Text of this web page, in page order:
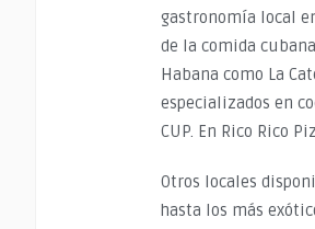
gastronomía local
de la comida
Habana como La
especializados en
CUP. En Rico Rico
Otros locales
hasta los más